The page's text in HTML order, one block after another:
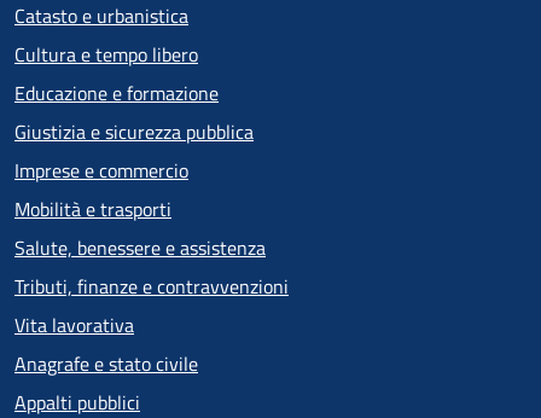
Catasto e urbanistica
Cultura e tempo libero
Educazione e formazione
Giustizia e sicurezza pubblica
Imprese e commercio
Mobilità e trasporti
Salute, benessere e assistenza
Tributi, finanze e contravvenzioni
Vita lavorativa
Anagrafe e stato civile
Appalti pubblici